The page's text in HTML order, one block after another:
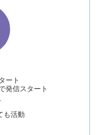
ート
発信スタート
も活動